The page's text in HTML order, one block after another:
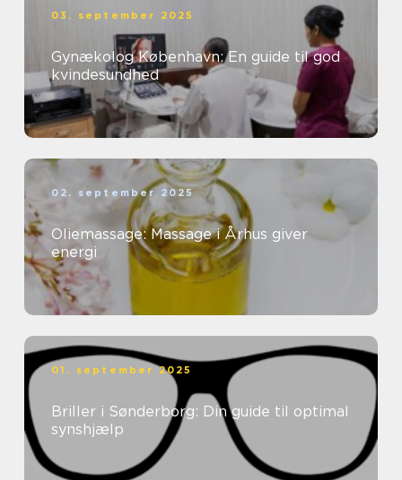
03. september 2025
Gynækolog København: En guide til god
kvindesundhed
02. september 2025
Oliemassage: Massage i Århus giver
energi
01. september 2025
Briller i Sønderborg: Din guide til optimal
synshjælp